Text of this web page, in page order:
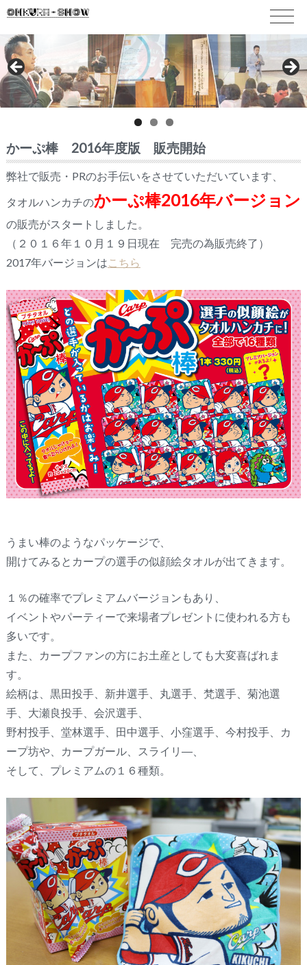
かーぷ棒 2016年度版 販売開始
弊社で販売・PRのお手伝いをさせていただいています、
タオルハンカチのかーぷ棒2016年バージョン
の販売がスタートしました。
（２０１６年１０月１９日現在 完売の為販売終了）
2017年バージョンはこちら
うまい棒のようなパッケージで、
開けてみるとカープの選手の似顔絵タオルが出てきます。
１％の確率でプレミアムバージョンもあり、
イベントやパーティーで来場者プレゼントに使われる方も
多いです。
また、カープファンの方にお土産としても大変喜ばれま
す。
絵柄は、黒田投手、新井選手、丸選手、梵選手、菊池選
手、大瀬良投手、会沢選手、
野村投手、堂林選手、田中選手、小窪選手、今村投手、カ
ープ坊や、カープガール、スライリ―、
そして、プレミアムの１６種類。